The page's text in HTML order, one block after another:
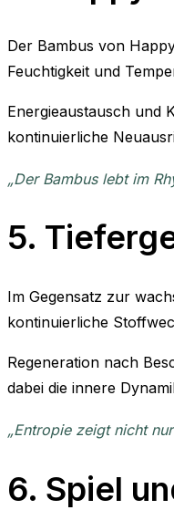
Der Bambus von
Feuchtigkeit und
Energieaustausch und
kontinuierliche
„Der Bambus lebt im
5.
Im Gegensatz zur
kontinuierliche
Regeneration nach
dabei die innere
„Entropie zeigt nicht
6. Spiel